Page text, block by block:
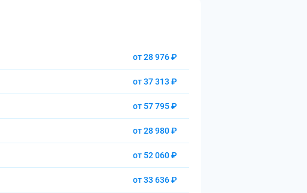
от 28 976 ₽
от 37 313 ₽
от 57 795 ₽
от 28 980 ₽
от 52 060 ₽
от 33 636 ₽